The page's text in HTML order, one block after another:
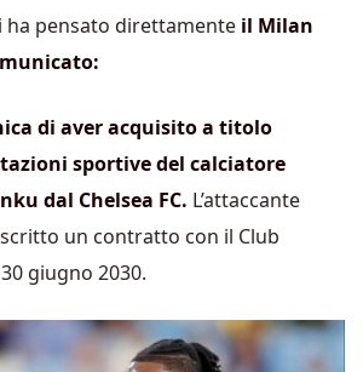
ha pensato direttamente il Milan
di aver acquisito a titolo
sportive del calciatore
dal Chelsea FC. L’attaccante
un contratto con il Club
giugno 2030.